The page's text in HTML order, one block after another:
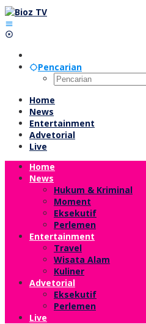
Lewati
ke
konten
Pencarian
Home
News
Entertainment
Advetorial
Live
Home
News
Hukum & Kriminal
Moment
Eksekutif
Perlemen
Entertainment
Travel
Wisata Alam
Kuliner
Advetorial
Eksekutif
Perlemen
Live